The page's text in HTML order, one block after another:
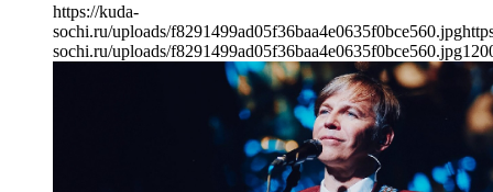
https://kuda-
sochi.ru/uploads/f8291499ad05f36baa4e0635f0bce560.jpg
sochi.ru/uploads/f8291499ad05f36baa4e0635f0bce560.jpg